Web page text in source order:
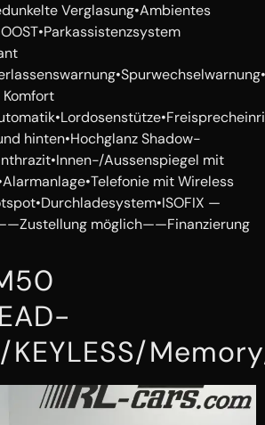
Verglasung•Ambientes
Komfort
hinten•Hochglanz Shadow-
Aussenspiegel mit
mit Wireless
—
möglich——Finanzierung
KEYLESS/